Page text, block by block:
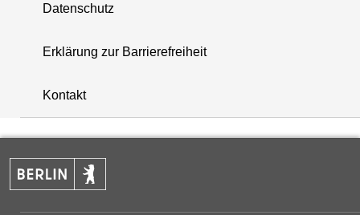
+
−
Datenschutz
Erklärung zur Barrierefreiheit
Kontakt